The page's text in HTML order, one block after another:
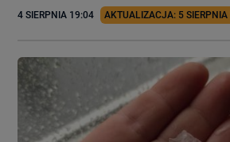
4 SIERPNIA 19:04 AKTUALIZACJA: 5 SIERPNIA